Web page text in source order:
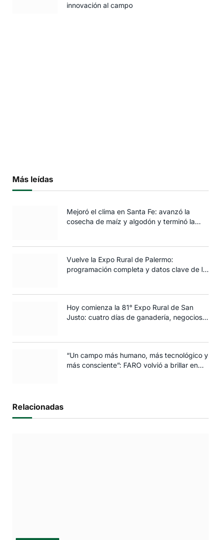
innovación al campo
Más leídas
Mejoró el clima en Santa Fe: avanzó la
cosecha de maíz y algodón y terminó la
Vuelve la Expo Rural de Palermo:
programación completa y datos clave de la
Hoy comienza la 81° Expo Rural de San
Justo: cuatro días de ganadería, negocios y
“Un campo más humano, más tecnológico y
más consciente”: FARO volvió a brillar en
Relacionadas